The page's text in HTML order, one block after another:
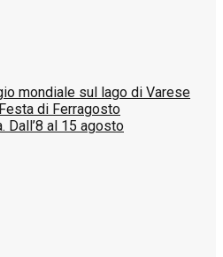
mondiale sul lago di Varese
di Ferragosto
Dall’8 al 15 agosto